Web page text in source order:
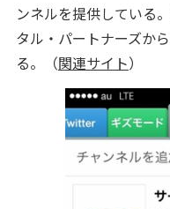
ンネルを提供している
タル・パートナーズか
る。（関連サイト）